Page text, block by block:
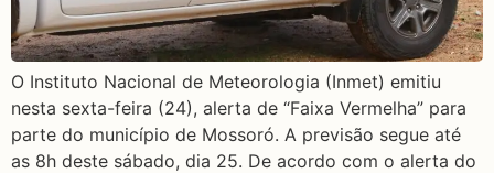
O Instituto Nacional de Meteorologia (Inmet) emitiu
nesta sexta-feira (24), alerta de “Faixa Vermelha” para
parte do município de Mossoró. A previsão segue até
as 8h deste sábado, dia 25. De acordo com o alerta do